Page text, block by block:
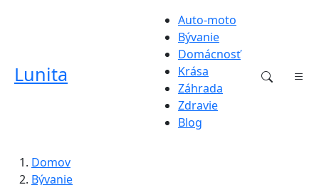
Lunita
Auto-moto
Bývanie
Domácnosť
Krása
Záhrada
Zdravie
Blog
Domov
Bývanie